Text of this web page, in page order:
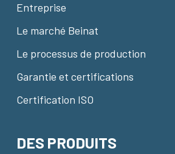
Entreprise
Le marché Beinat
Le processus de production
Garantie et certifications
Certification ISO
DES PRODUITS